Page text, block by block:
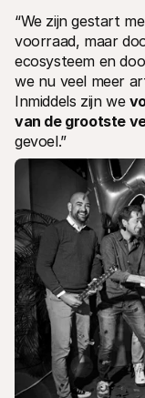
“We zijn gestart
voorraad, maar
ecosysteem en
we nu veel meer
Inmiddels zijn we
van de grootste
gevoel.”